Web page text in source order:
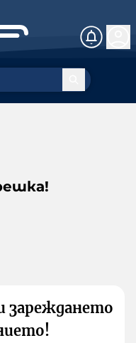
зареждането